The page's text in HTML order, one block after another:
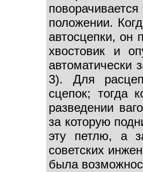
положении.
автосцепки, он
хвостовик и
автоматически
3). Для
сцепок; тогда
разведении
за которую
эту петлю, а
советских
была